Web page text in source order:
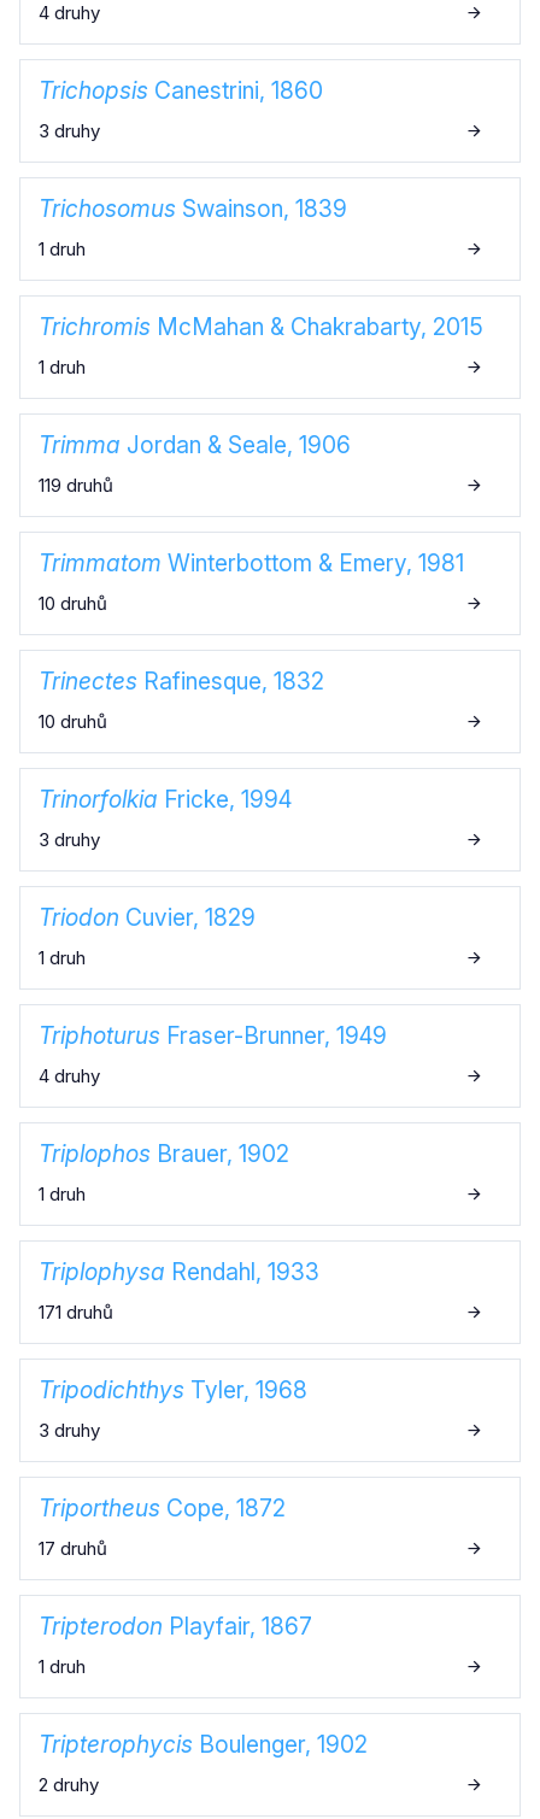
4 druhy
Trichopsis Canestrini, 1860
3 druhy
Trichosomus Swainson, 1839
1 druh
Trichromis McMahan & Chakrabarty, 2015
1 druh
Trimma Jordan & Seale, 1906
119 druhů
Trimmatom Winterbottom & Emery, 1981
10 druhů
Trinectes Rafinesque, 1832
10 druhů
Trinorfolkia Fricke, 1994
3 druhy
Triodon Cuvier, 1829
1 druh
Triphoturus Fraser-Brunner, 1949
4 druhy
Triplophos Brauer, 1902
1 druh
Triplophysa Rendahl, 1933
171 druhů
Tripodichthys Tyler, 1968
3 druhy
Triportheus Cope, 1872
17 druhů
Tripterodon Playfair, 1867
1 druh
Tripterophycis Boulenger, 1902
2 druhy